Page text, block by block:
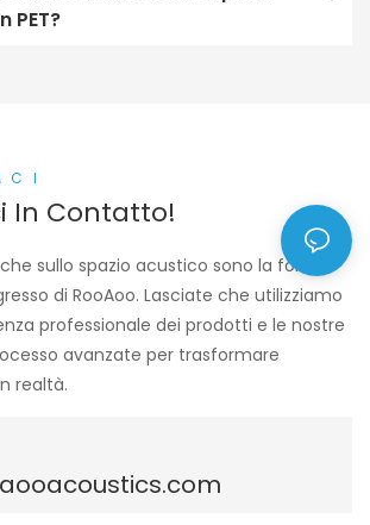
PET?
In Contatto!
sullo spazio acustico sono la forza
di RooAoo. Lasciate che utilizziamo
professionale dei prodotti e le nostre
avanzate per trasformare
realtà.